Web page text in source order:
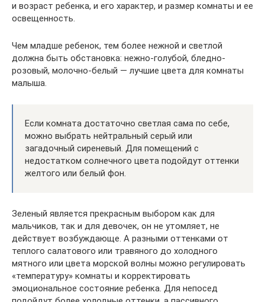
и возраст ребенка, и его характер, и размер комнаты и ее
освещенность.
Чем младше ребенок, тем более нежной и светлой
должна быть обстановка: нежно-голубой, бледно-
розовый, молочно-белый — лучшие цвета для комнаты
малыша.
Если комната достаточно светлая сама по себе,
можно выбрать нейтральный серый или
загадочный сиреневый. Для помещений с
недостатком солнечного цвета подойдут оттенки
желтого или белый фон.
Зеленый является прекрасным выбором как для
мальчиков, так и для девочек, он не утомляет, не
действует возбуждающе. А разными оттенками от
теплого салатового или травяного до холодного
мятного или цвета морской волны можно регулировать
«температуру» комнаты и корректировать
эмоциональное состояние ребенка. Для непосед